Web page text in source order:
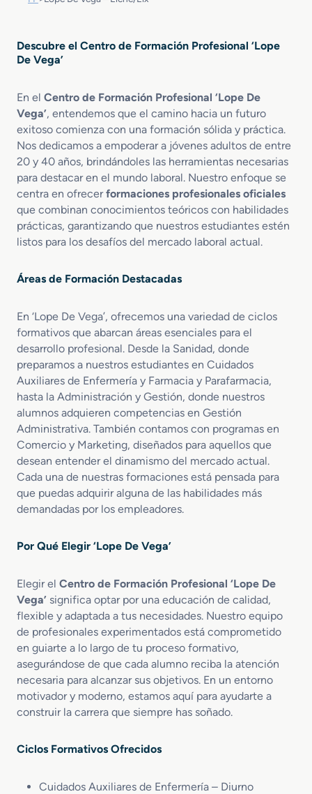
Descubre el Centro de Formación Profesional ‘Lope
De Vega’
En el Centro de Formación Profesional ‘Lope De
Vega’, entendemos que el camino hacia un futuro
exitoso comienza con una formación sólida y práctica.
Nos dedicamos a empoderar a jóvenes adultos de entre
20 y 40 años, brindándoles las herramientas necesarias
para destacar en el mundo laboral. Nuestro enfoque se
centra en ofrecerformaciones profesionales oficiales
que combinan conocimientos teóricos con habilidades
prácticas, garantizando que nuestros estudiantes estén
listos para los desafíos del mercado laboral actual.
Áreas de Formación Destacadas
En ‘Lope De Vega’, ofrecemos una variedad de ciclos
formativos que abarcan áreas esenciales para el
desarrollo profesional. Desde la Sanidad, donde
preparamos a nuestros estudiantes en Cuidados
Auxiliares de Enfermería y Farmacia y Parafarmacia,
hasta la Administración y Gestión, donde nuestros
alumnos adquieren competencias en Gestión
Administrativa. También contamos con programas en
Comercio y Marketing, diseñados para aquellos que
desean entender el dinamismo del mercado actual.
Cada una de nuestras formaciones está pensada para
que puedas adquirir alguna de las habilidades más
demandadas por los empleadores.
Por Qué Elegir ‘Lope De Vega’
Elegir el Centro de Formación Profesional ‘Lope De
Vega’ significa optar por una educación de calidad,
flexible y adaptada a tus necesidades. Nuestro equipo
de profesionales experimentados está comprometido
en guiarte a lo largo de tu proceso formativo,
asegurándose de que cada alumno reciba la atención
necesaria para alcanzar sus objetivos. En un entorno
motivador y moderno, estamos aquí para ayudarte a
construir la carrera que siempre has soñado.
Ciclos Formativos Ofrecidos
Cuidados Auxiliares de Enfermería – Diurno